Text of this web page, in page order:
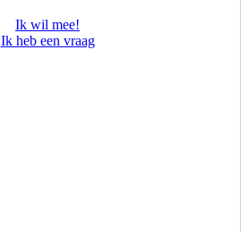
Ik wil mee!
Ik heb een vraag